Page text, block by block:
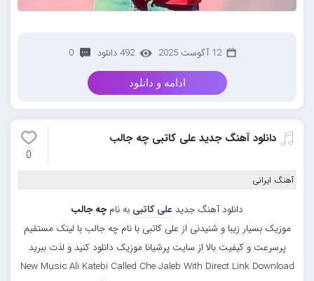
12 آگوست 2025 492 دانلود 0
ادامه و دانلود
دانلود آهنگ جدید علی کاتبی چه جالب
0
آهنگ ایرانی
دانلود آهنگ جدید علی کاتبی به نامچه جالب
موزیک بسیار زیبا و شنیدنی از علی کاتبی با نام چه جالب با لینک مستقیم
پرسرعت و کیفیت بالا از سایت پرشیانا موزیک دانلود کنید و لذت ببرید
New Music Ali Katebi Called Che Jaleb With Direct Link Download